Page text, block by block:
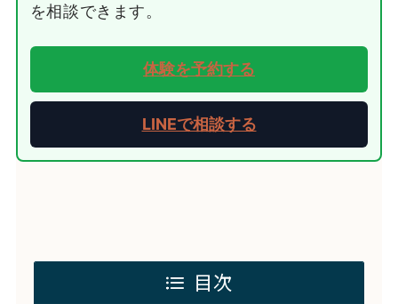
を相談できます。
体験を予約する
LINEで相談する
目次